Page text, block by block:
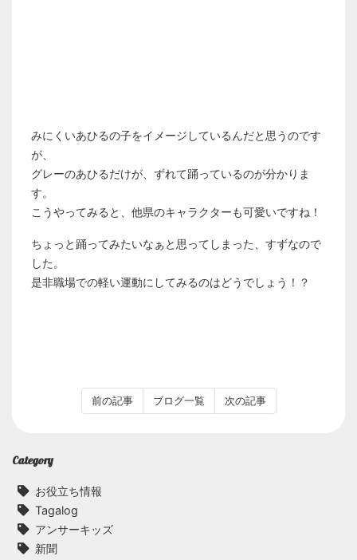
みにくいあひるの子をイメージしているんだと思うのです
が、
グレーのあひるだけが、ずれて踊っているのが分かりま
す。
こうやってみると、他県のキャラクターも可愛いですね！
ちょっと踊ってみたいなぁと思ってしまった、すずなので
した。
是非職場での軽い運動にしてみるのはどうでしょう！？
前の記事 ブログ一覧 次の記事
Category
お役立ち情報
Tagalog
アンサーキッズ
新聞